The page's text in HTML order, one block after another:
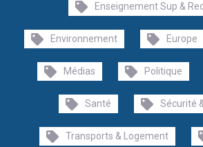
Enseignement Sup &
Environnement Europe
Médias Politique
Santé Sécurité
Transports & Logement